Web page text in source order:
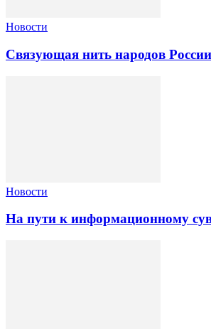
Новости
Связующая нить народов России
Новости
На пути к информационному